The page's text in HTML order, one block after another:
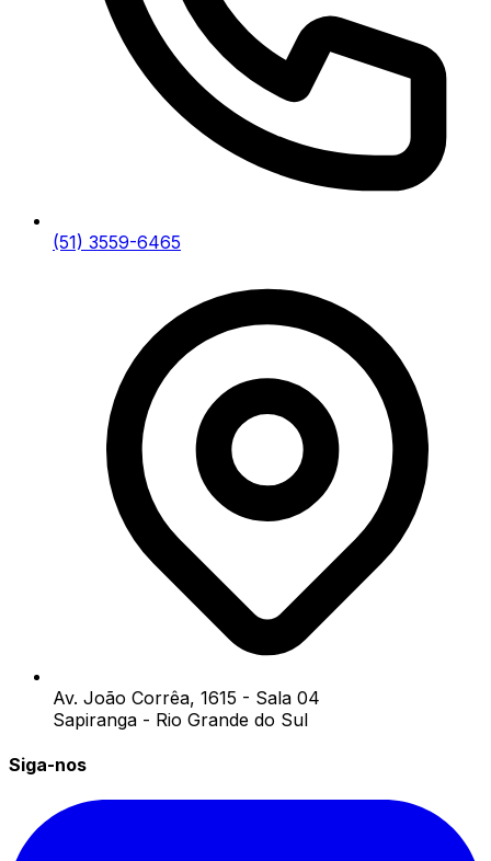
(51) 3559-6465
Av. João Corrêa, 1615 - Sala 04
Sapiranga - Rio Grande do Sul
Siga-nos